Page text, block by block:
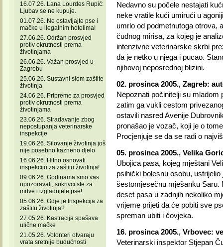
16.07.26. Lana Lourdes Rupić:
Ljubav se ne kupuje.
01.07.26. Ne ostavljajte pse i
mačke u ilegalnim hotelima!
27.06.26. Održan prosvjed
protiv okrutnosti prema
životinjama
26.06.26. Važan prosvjed u
Zagrebu
25.06.26. Sustavni slom zaštite
životinja
24.06.26. Pripreme za prosvjed
protiv okrutnosti prema
životinjama
23.06.26. Stradavanje zbog
nepostupanja veterinarske
inspekcije
19.06.26. Silovanje životinja još
nije posebno kazneno djelo
16.06.26. Hitno osnovati
inspekciju za zaštitu životinja!
09.06.26. Godinama smo vas
upozoravali, sukrivci ste za
mrtve i izgladnjele pse!
05.06.26. Gdje je Inspekcija za
zaštitu životinja?
27.05.26. Kastracija spašava
ulične mačke
21.05.26. Volonteri otvaraju
vrata sretnije budućnosti
Nedavno su počele nestajati
neke vratile kući umirući u
umrlo od podmetnutoga otrova,
čudnog mirisa, za kojeg je
intenzivne veterinarske skrbi
da je netko u njega i pucao.
njihovoj neposrednoj blizini.
02. prosinca 2005., Zagreb:
Nepoznati počinitelji su
zatim ga vukli cestom
ostavili nasred Avenije
pronašao je vozač, koji je o
Procjenjuje se da se radi o
05. prosinca 2005., Velika
Ubojica pasa, kojeg mještani
psihički bolesnu osobu,
šestomjesečnu mješanku Saru.
deset pasa u zadnjih nekoliko
vrijeme prijeti da će pobiti sve
spreman ubiti i čovjeka.
16. prosinca 2005., Vrbovec:
Veterinarski inspektor Stjepan